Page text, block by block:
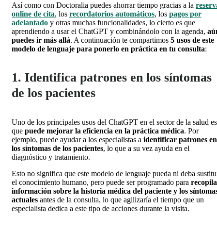
Así como con Doctoralia puedes ahorrar tiempo gracias a la
online de cita, los recordatorios automáticos, los pagos por
adelantado y otras muchas funcionalidades, lo cierto es que
aprendiendo a usar el ChatGPT y combinándolo con la agenda,
puedes ir más allá. A continuación te compartimos 5 usos de este
modelo de lenguaje para ponerlo en práctica en tu consulta:
1. Identifica patrones en los síntomas
de los pacientes
Uno de los principales usos del ChatGPT en el sector de la salud es
que puede mejorar la eficiencia en la práctica médica. Por
ejemplo, puede ayudar a los especialistas a identificar patrones en
los síntomas de los pacientes, lo que a su vez ayuda en el
diagnóstico y tratamiento.
Esto no significa que este modelo de lenguaje pueda ni deba
el conocimiento humano, pero puede ser programado para
información sobre la historia médica del paciente y los
actuales antes de la consulta, lo que agilizaría el tiempo que un
especialista dedica a este tipo de acciones durante la visita.